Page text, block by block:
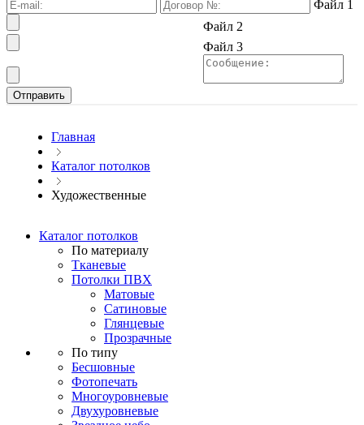
Файл 1
Файл 2
Файл 3
Главная
Каталог потолков
Художественные
Каталог потолков
По материалу
Тканевые
Потолки ПВХ
Матовые
Сатиновые
Глянцевые
Прозрачные
По типу
Бесшовные
Фотопечать
Многоуровневые
Двухуровневые